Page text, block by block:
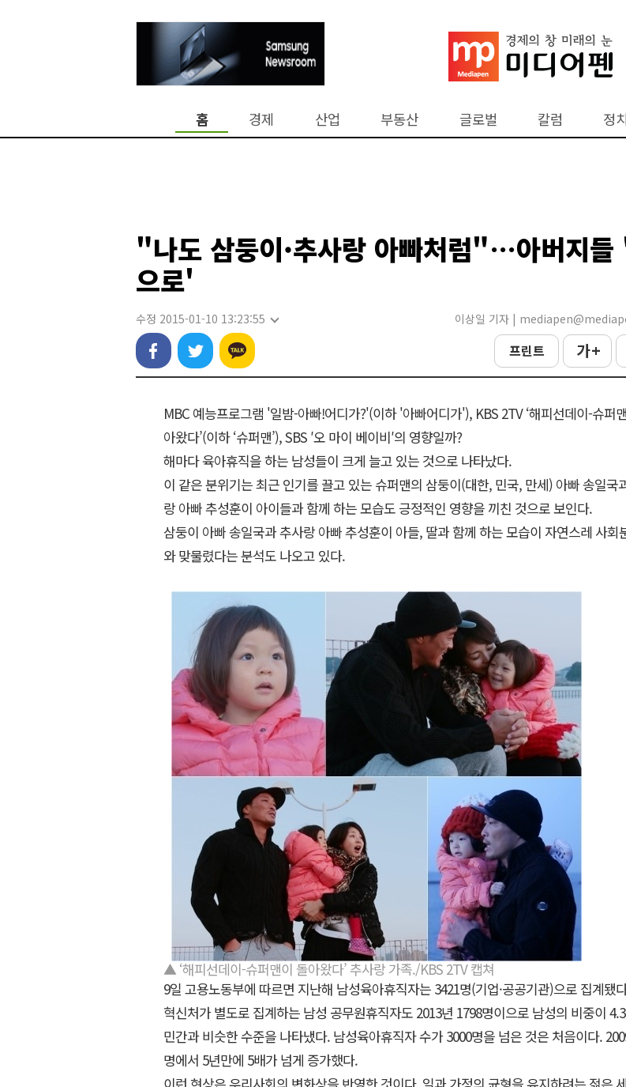
홈 경제 산업 부동산 글로벌 칼럼 정
"나도 삼둥이·추사랑 아빠처럼"…아버지들
으로'
수정 2015-01-10 13:23:55 이상일 기자 |
프린트 가 +
MBC 예능프로그램 '일밤-아빠!어디가?'(이하 '아빠어디가'), KBS 2TV ‘해피선데이-슈퍼
아왔다’(이하 ‘슈퍼맨’), SBS ′오 마이 베이비′의 영향일까?
해마다 육아휴직을 하는 남성들이 크게 늘고 있는 것으로 나타났다.
이 같은 분위기는 최근 인기를 끌고 있는 슈퍼맨의 삼둥이(대한, 민국, 만세) 아빠 송일국
랑 아빠 추성훈이 아이들과 함께 하는 모습도 긍정적인 영향을 끼친 것으로 보인다.
삼둥이 아빠 송일국과 추사랑 아빠 추성훈이 아들, 딸과 함께 하는 모습이 자연스레 사회
와 맞물렸다는 분석도 나오고 있다.
▲ ‘해피선데이-슈퍼맨이 돌아왔다’ 추사랑 가족./KBS 2TV 캡쳐
9일 고용노동부에 따르면 지난해 남성육아휴직자는 3421명(기업·공공기관)으로 집계됐
혁신처가 별도로 집계하는 남성 공무원휴직자도 2013년 1798명이으로 남성의 비중이
민간과 비슷한 수준을 나타냈다. 남성육아휴직자 수가 3000명을 넘은 것은 처음이다.
명에서 5년만에 5배가 넘게 증가했다.